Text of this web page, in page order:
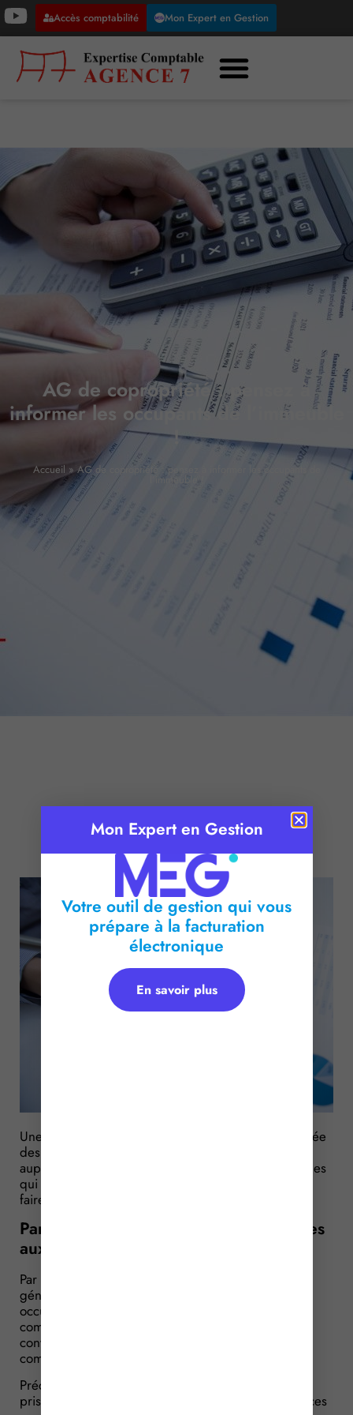
Accès comptabilité Mon Expert en Gestion
AG de copropriété : pensez à
informer les occupants de l’immeuble
!
Accueil »AG de copropriété : pensez à informer les occupants de
l’immeuble !
Publié le :
Temps de lecture : 2 minutes
Une fois les décisions prises et votées par l’assemblée
des copropriétaires, il va falloir les communiquer
auprès des occupants de l’immeuble. Du moins celles
qui sont susceptibles de les concerner… Comment
faire ?
Par voie d’affichage… ou dans les boîtes
aux lettres !
Par principe, les décisions prises en assemblée
générale des copropriétaires qui concernent les
occupants de l’immeuble ont vocation à être
communiquées à ces derniers. Pour les AG
convoquées à compter du 1er avril 2016, voici
comment vous devrez obligatoirement faire.
Précisons tout d’abord que sont visées les décisions
prises par l’AG susceptibles d’avoir des conséquences
Mon Expert en Gestion
Votre outil de gestion qui vous
prépare à la facturation
électronique
En savoir plus